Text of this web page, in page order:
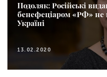
Подоляк: Російські
бенефеціаром «РФ» не
Україні
13.02.2020